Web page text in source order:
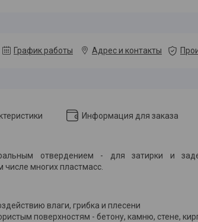
График работы Адрес и контакты
Информация для заказа
отвердением - для затирки и
числе многих пластмасс.
влаги, грибка и плесени
поверхностям - бетону, камню, стене,